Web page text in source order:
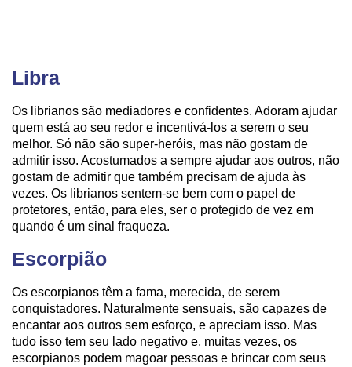
Libra
Os librianos são mediadores e confidentes. Adoram ajudar
quem está ao seu redor e incentivá-los a serem o seu
melhor. Só não são super-heróis, mas não gostam de
admitir isso. Acostumados a sempre ajudar aos outros, não
gostam de admitir que também precisam de ajuda às
vezes. Os librianos sentem-se bem com o papel de
protetores, então, para eles, ser o protegido de vez em
quando é um sinal fraqueza.
Escorpião
Os escorpianos têm a fama, merecida, de serem
conquistadores. Naturalmente sensuais, são capazes de
encantar aos outros sem esforço, e apreciam isso. Mas
tudo isso tem seu lado negativo e, muitas vezes, os
escorpianos podem magoar pessoas e brincar com seus